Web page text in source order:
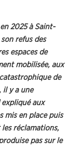
2025 à Saint-
refus des
espaces de
mobilisée, aux
de
il y a une
expliqué aux
mis en place puis
réclamations,
pas sur le